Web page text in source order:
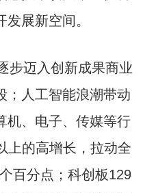
展新空间。
步迈入创新成果商业
；人工智能浪潮带动
机、电子、传媒等行
上的高增长，拉动全
百分点；科创板129